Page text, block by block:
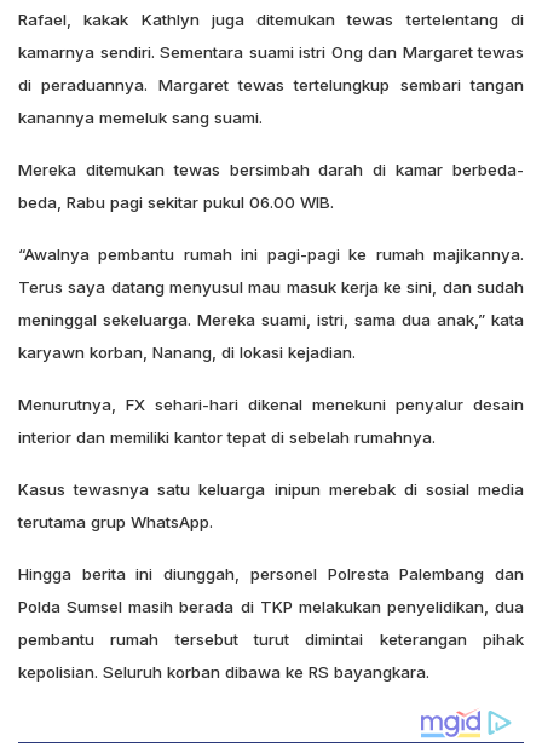
Rafael, kakak Kathlyn juga ditemukan tewas tertelentang di
kamarnya sendiri. Sementara suami istri Ong dan Margaret tewas
di peraduannya. Margaret tewas tertelungkup sembari tangan
kanannya memeluk sang suami.
Mereka ditemukan tewas bersimbah darah di kamar berbeda-
beda, Rabu pagi sekitar pukul 06.00 WIB.
“Awalnya pembantu rumah ini pagi-pagi ke rumah majikannya.
Terus saya datang menyusul mau masuk kerja ke sini, dan sudah
meninggal sekeluarga. Mereka suami, istri, sama dua anak,” kata
karyawn korban, Nanang, di lokasi kejadian.
Menurutnya, FX sehari-hari dikenal menekuni penyalur desain
interior dan memiliki kantor tepat di sebelah rumahnya.
Kasus tewasnya satu keluarga inipun merebak di sosial media
terutama grup WhatsApp.
Hingga berita ini diunggah, personel Polresta Palembang dan
Polda Sumsel masih berada di TKP melakukan penyelidikan, dua
pembantu rumah tersebut turut dimintai keterangan pihak
kepolisian. Seluruh korban dibawa ke RS bayangkara.